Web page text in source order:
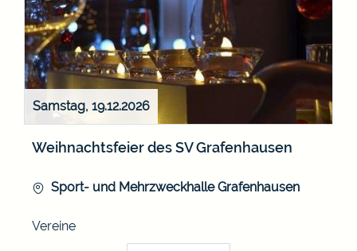
Samstag, 19.12.2026
Weihnachtsfeier des SV Grafenhausen
Sport- und Mehrzweckhalle Grafenhausen
Vereine